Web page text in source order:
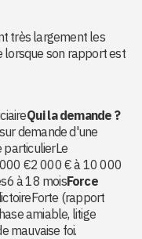
très largement les
lorsque son rapport est
Qui la demande ?
demande d'une
particulierLe
€2 000 € à 10 000
à 18 moisForce
(rapport
amiable, litige
mauvaise foi.